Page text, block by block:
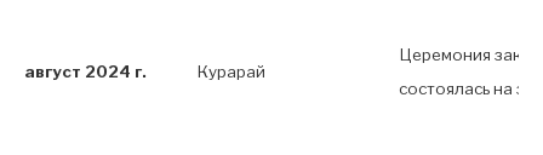
август 2024 г. Курарай
Церемония
состоялась на